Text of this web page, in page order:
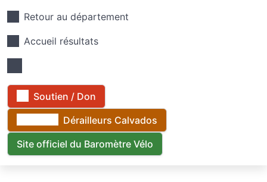
Retour au département
Accueil résultats
Soutien / Don
Dérailleurs Calvados
Site officiel du Baromètre Vélo